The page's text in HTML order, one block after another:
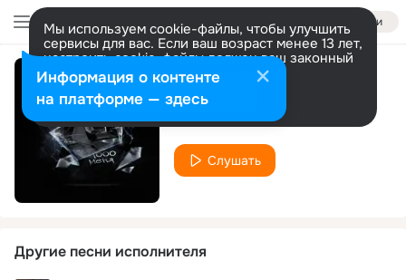
Войти
Мы используем cookie-файлы, чтобы улучшить
сервисы для вас. Если ваш возраст менее 13 лет,
настроить cookie-файлы должен ваш законный
представитель. Больше информации
Разрешить все Настроить
1000 меня
RAFY
Слушать
Другие песни исполнителя
Информация о контенте
на платформе — здесь